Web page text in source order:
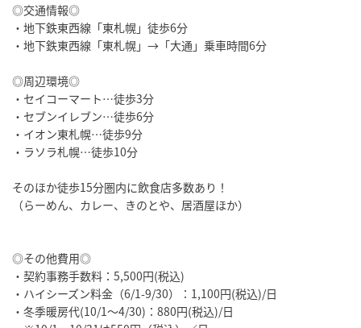
◎交通情報◎
・地下鉄東西線「東札幌」徒歩6分
・地下鉄東西線「東札幌」→「大通」乗車時間6分
◎周辺環境◎
・セイコーマート…徒歩3分
・セブンイレブン…徒歩6分
・イオン東札幌…徒歩9分
・ラソラ札幌…徒歩10分
そのほか徒歩15分圏内に飲食店多数あり！
（らーめん、カレー、きのとや、居酒屋ほか）
◎その他費用◎
・契約事務手数料：5,500円(税込)
・ハイシーズン料金（6/1-9/30）：1,100円(税込)/日
・冬季暖房代(10/1～4/30)：880円(税込)/日